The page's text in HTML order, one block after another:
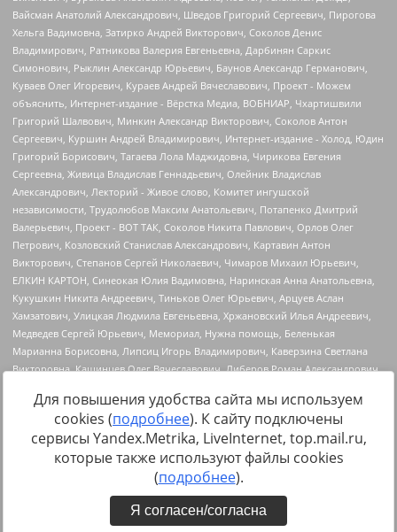
Источник:https://minjust.gov.ru/uploaded/files/reestr-
inostrannyih-agentov-22-03-2024.pdfданные на22.03.2024
Для повышения удобства сайта мы используем
cookies (подробнее). К сайту подключены
сервисы Yandex.Metrika, LiveInternet, top.mail.ru,
которые также используют файлы cookies
(подробнее).
Я согласен/согласна